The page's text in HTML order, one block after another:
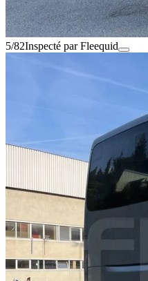
5/82Inspecté par Fleequid